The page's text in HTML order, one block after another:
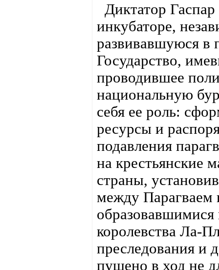
Диктатор
инкубаторе,
развивавшуюся в
Государство,
проводившее
национальную
себя ее роль:
ресурсы и
подавления
на крестьянские
страны,
между Парагваем
королевства Ла-
преследования и
пущено в ход не